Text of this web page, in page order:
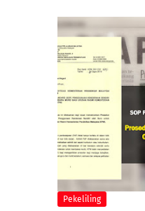
Pekeliling